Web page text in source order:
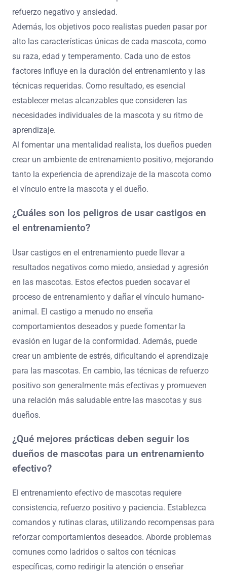
refuerzo negativo y ansiedad.
Además, los objetivos poco realistas pueden pasar por
alto las características únicas de cada mascota, como
su raza, edad y temperamento. Cada uno de estos
factores influye en la duración del entrenamiento y las
técnicas requeridas. Como resultado, es esencial
establecer metas alcanzables que consideren las
necesidades individuales de la mascota y su ritmo de
aprendizaje.
Al fomentar una mentalidad realista, los dueños pueden
crear un ambiente de entrenamiento positivo, mejorando
tanto la experiencia de aprendizaje de la mascota como
el vínculo entre la mascota y el dueño.
¿Cuáles son los peligros de usar castigos en
el entrenamiento?
Usar castigos en el entrenamiento puede llevar a
resultados negativos como miedo, ansiedad y agresión
en las mascotas. Estos efectos pueden socavar el
proceso de entrenamiento y dañar el vínculo humano-
animal. El castigo a menudo no enseña
comportamientos deseados y puede fomentar la
evasión en lugar de la conformidad. Además, puede
crear un ambiente de estrés, dificultando el aprendizaje
para las mascotas. En cambio, las técnicas de refuerzo
positivo son generalmente más efectivas y promueven
una relación más saludable entre las mascotas y sus
dueños.
¿Qué mejores prácticas deben seguir los
dueños de mascotas para un entrenamiento
efectivo?
El entrenamiento efectivo de mascotas requiere
consistencia, refuerzo positivo y paciencia. Establezca
comandos y rutinas claras, utilizando recompensas para
reforzar comportamientos deseados. Aborde problemas
comunes como ladridos o saltos con técnicas
específicas, como redirigir la atención o enseñar